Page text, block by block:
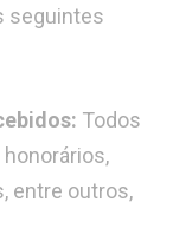
seguintes
Todos
entre outros,